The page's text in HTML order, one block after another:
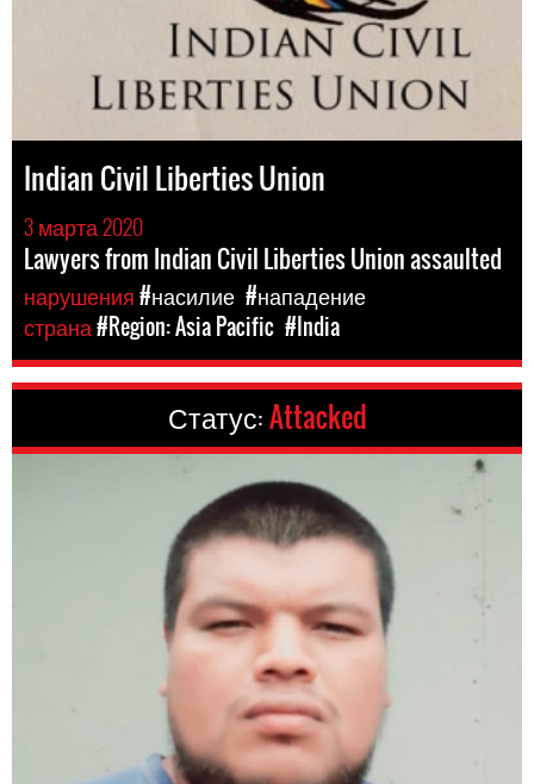
Indian Civil Liberties Union
3 марта 2020
Lawyers from Indian Civil Liberties Union assaulted
нарушения#насилие #нападение
страна#Region: Asia Pacific #India
Статус:Attacked